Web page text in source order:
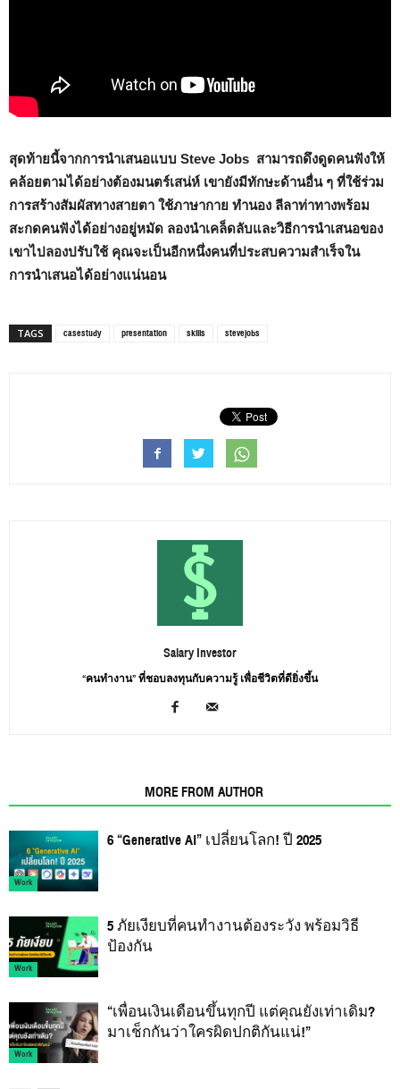
สุดท้ายนี้จากการนำเสนอแบบ Steve Jobs สามารถดึงดูดคนฟังให้
คล้อยตามได้อย่างต้องมนตร์เสน่ห์ เขายังมีทักษะด้านอื่น ๆ ที่ใช้ร่วม
การสร้างสัมผัสทางสายตา ใช้ภาษากาย ทำนอง ลีลาท่าทางพร้อม
สะกดคนฟังได้อย่างอยู่หมัด ลองนำเคล็ดลับและวิธีการนำเสนอของ
เขาไปลองปรับใช้ คุณจะเป็นอีกหนึ่งคนที่ประสบความสำเร็จใน
การนำเสนอได้อย่างแน่นอน
TAGS casestudy presentation skills stevejobs
Salary Investor
“คนทำงาน” ที่ชอบลงทุนกับความรู้ เพื่อชีวิตที่ดียิ่งขึ้น
MORE FROM AUTHOR
Work
6 “Generative AI” เปลี่ยนโลก! ปี 2025
Work
5 ภัยเงียบที่คนทำงานต้องระวัง พร้อมวิธี
ป้องกัน
Work
“เพื่อนเงินเดือนขึ้นทุกปี แต่คุณยังเท่าเดิม?
มาเช็กกันว่าใครผิดปกติกันแน่!”